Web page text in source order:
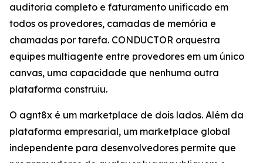
auditoria completo e faturamento unificado em
todos os provedores, camadas de memória e
chamadas por tarefa. CONDUCTOR orquestra
equipes multiagente entre provedores em um único
canvas, uma capacidade que nenhuma outra
plataforma construiu.
O agnt8x é um marketplace de dois lados. Além da
plataforma empresarial, um marketplace global
independente para desenvolvedores permite que